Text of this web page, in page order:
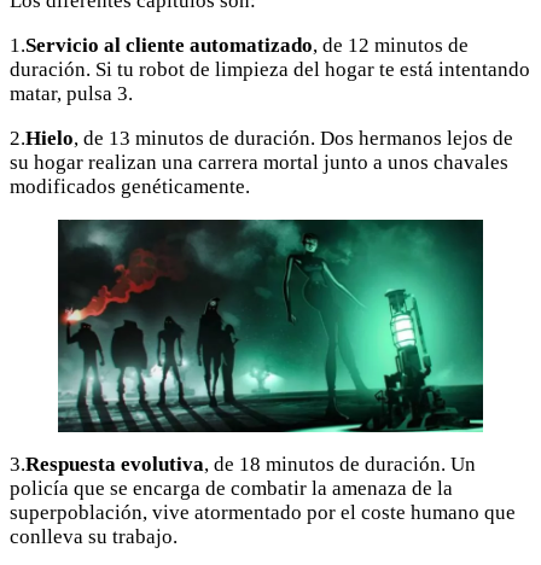
1.Servicio al cliente automatizado, de 12 minutos de
duración. Si tu robot de limpieza del hogar te está intentando
matar, pulsa 3.
2.Hielo, de 13 minutos de duración. Dos hermanos lejos de
su hogar realizan una carrera mortal junto a unos chavales
modificados genéticamente.
3.Respuesta evolutiva, de 18 minutos de duración. Un
policía que se encarga de combatir la amenaza de la
superpoblación, vive atormentado por el coste humano que
conlleva su trabajo.